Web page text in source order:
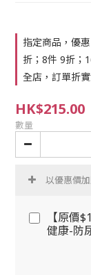
指定商品，優
折；8件 9折；
全店，訂單折
HK$215.00
數量
以優惠價
【原價
健康-防